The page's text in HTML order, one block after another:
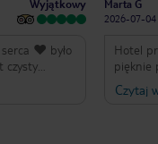
Wyjątkowy
serca ♥️ było
czysty
i snack
Marta G
2026-07-04
Hotel
pięknie
super.
Czytaj